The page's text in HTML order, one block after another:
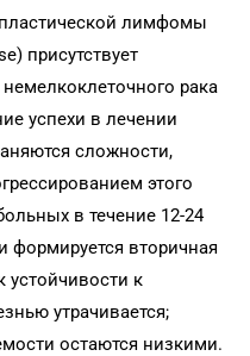
лимфомы
присутствует
рака
успехи в лечении
сложности,
этого
в течение 12-24
формируется вторичная
устойчивости к
утрачивается;
остаются низкими.